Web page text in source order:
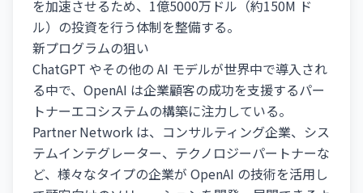
を加速させるため、1億5000万ドル（約150M ド
ル）の投資を行う体制を整備する。
新プログラムの狙い
ChatGPT やその他の AI モデルが世界中で導入され
る中で、OpenAI は企業顧客の成功を支援するパー
トナーエコシステムの構築に注力している。
Partner Network は、コンサルティング企業、シス
テムインテグレーター、テクノロジーパートナーな
ど、様々なタイプの企業が OpenAI の技術を活用し